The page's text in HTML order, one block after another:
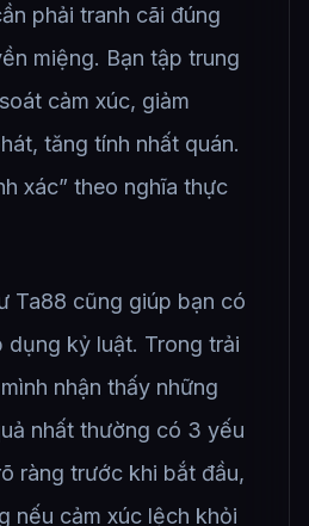
phải tranh cãi đúng
miệng. Bạn tập trung
cảm xúc, giảm
tăng tính nhất quán.
xác” theo nghĩa thực
Ta88 cũng giúp bạn có
dụng kỷ luật. Trong trải
nhận thấy những
nhất thường có 3 yếu
ràng trước khi bắt đầu,
nếu cảm xúc lệch khỏi